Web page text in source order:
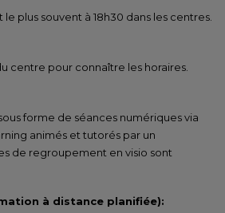
plus souvent à 18h30 dans les centres.
centre pour connaître les horaires.
forme de séances numériques via
animés et tutorés par un
de regroupement en visio sont
à distance planifiée):